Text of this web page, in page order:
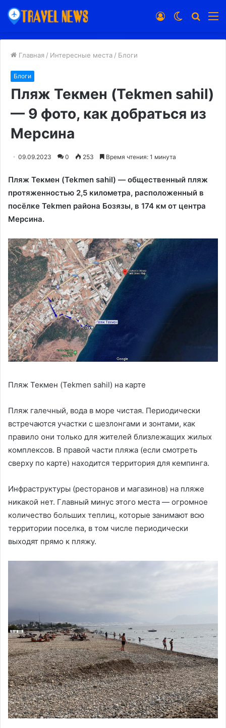
Switch
Войти
Главная / Интересные места / Блоги
Блоги
Пляж Текмен (Tekmen sahil)
— 9 фото, как добраться из
Мерсина
09.09.2023 0 253 Время чтения: 1 минута
Пляж Текмен (Tekmen sahil) — общественный пляж
протяженностью 2,5 километра, расположенный в
посёлке Tekmen района Бозязы, в 174 км от центра
Мерсина.
Пляж Текмен (Tekmen sahil) на карте
Пляж галечный, вода в море чистая. Периодически
встречаются участки с шезлонгами и зонтами, как
правило они только для жителей близлежащих жилых
комплексов. В правой части пляжа (если смотреть
сверху по карте) находится территория для кемпинга.
Инфраструктуры (ресторанов и магазинов) на пляже
никакой нет. Главный минус этого места — огромное
количество больших теплиц, которые занимают всю
территории поселка, в том числе периодически
выходят прямо к пляжу.